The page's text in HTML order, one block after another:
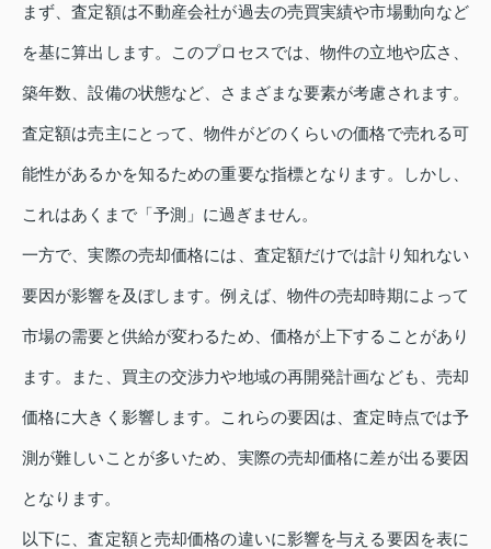
まず、査定額は不動産会社が過去の売買実績や市場動向など
を基に算出します。このプロセスでは、物件の立地や広さ、
築年数、設備の状態など、さまざまな要素が考慮されます。
査定額は売主にとって、物件がどのくらいの価格で売れる可
能性があるかを知るための重要な指標となります。しかし、
これはあくまで「予測」に過ぎません。
一方で、実際の売却価格には、査定額だけでは計り知れない
要因が影響を及ぼします。例えば、物件の売却時期によって
市場の需要と供給が変わるため、価格が上下することがあり
ます。また、買主の交渉力や地域の再開発計画なども、売却
価格に大きく影響します。これらの要因は、査定時点では予
測が難しいことが多いため、実際の売却価格に差が出る要因
となります。
以下に、査定額と売却価格の違いに影響を与える要因を表に